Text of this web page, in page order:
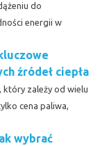
do
energii w
źródeł ciepła
zależy od wielu
cena paliwa,
wybrać